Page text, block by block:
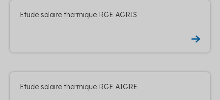
Etude solaire thermique RGE AGRIS
Etude solaire thermique RGE AIGRE